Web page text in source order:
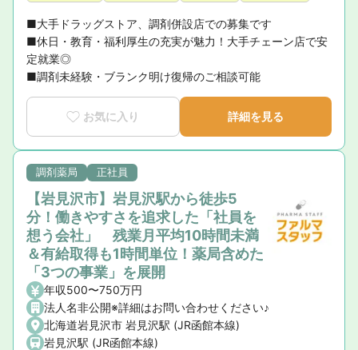
■大手ドラッグストア、調剤併設店での募集です
■休日・教育・福利厚生の充実が魅力！大手チェーン店で安
定就業◎
■調剤未経験・ブランク明け復帰のご相談可能
お気に入り 詳細を見る
調剤薬局 正社員
【岩見沢市】岩見沢駅から徒歩5
分！働きやすさを追求した「社員を
想う会社」 残業月平均10時間未満
＆有給取得も1時間単位！薬局含めた
「3つの事業」を展開
年収500〜750万円
法人名非公開※詳細はお問い合わせください♪
北海道岩見沢市 岩見沢駅 (JR函館本線)
岩見沢駅 (JR函館本線)